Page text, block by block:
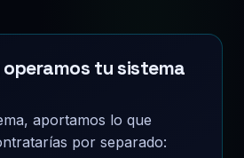
operamos tu sistema
aportamos lo que
por separado: